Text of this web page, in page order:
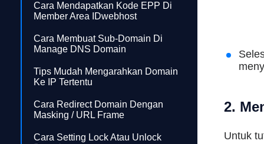
Cara Mendapatkan Kode EPP Di
Member Area IDwebhost
Cara Membuat Sub-Domain Di
Manage DNS Domain
Tips Mudah Mengarahkan Domain
Ke IP Tertentu
Cara Redirect Domain Dengan
Masking / URL Frame
Cara Setting Lock Atau Unlock
2.
Untuk